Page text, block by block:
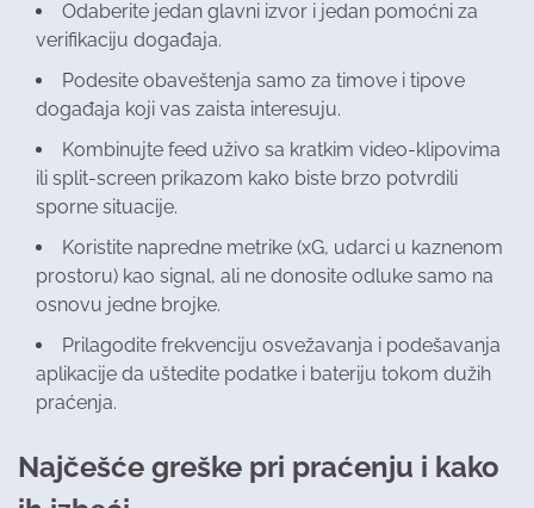
Odaberite jedan glavni izvor i jedan pomoćni za
verifikaciju događaja.
Podesite obaveštenja samo za timove i tipove
događaja koji vas zaista interesuju.
Kombinujte feed uživo sa kratkim video-klipovima
ili split-screen prikazom kako biste brzo potvrdili
sporne situacije.
Koristite napredne metrike (xG, udarci u kaznenom
prostoru) kao signal, ali ne donosite odluke samo na
osnovu jedne brojke.
Prilagodite frekvenciju osvežavanja i podešavanja
aplikacije da uštedite podatke i bateriju tokom dužih
praćenja.
Najčešće greške pri praćenju i kako